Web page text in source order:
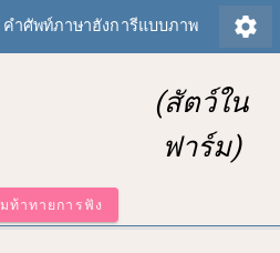
คำศัพท์ภาษาฮังการีแบบภาพ settings
(สัตว์ใน
ฟาร์ม)